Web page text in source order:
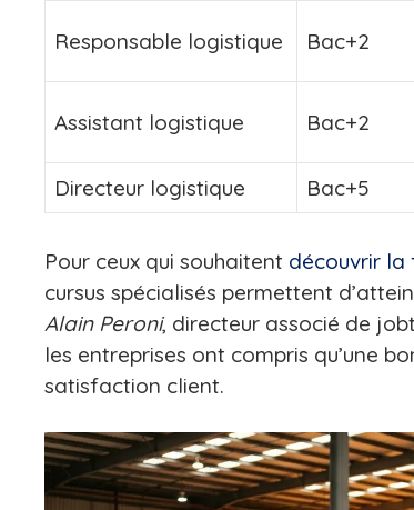
Responsable logistique Bac+2
Assistant logistique Bac+2
Directeur logistique
Bac+5
Pour ceux qui souhaitent découvrir la
cursus spécialisés permettent
Alain Peroni, directeur associé de
les entreprises ont compris qu’une
satisfaction client.